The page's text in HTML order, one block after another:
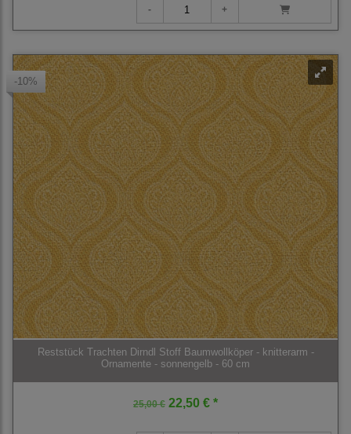
-10%
Reststück Trachten Dirndl Stoff Baumwollköper - knitterarm -
Ornamente - sonnengelb - 60 cm
25,00 € 22,50 € *